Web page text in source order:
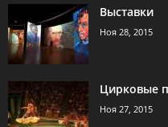
Выставки
Ноя 28, 2015
Цирковые
Ноя 27, 2015